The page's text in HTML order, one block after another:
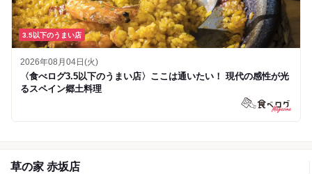
3.5以下のうまい店
2026年08月04日(火)
〈食べログ3.5以下のうまい店〉ここは通いたい！ 現代の感性が光
るスペイン郷土料理
草の家 赤坂店